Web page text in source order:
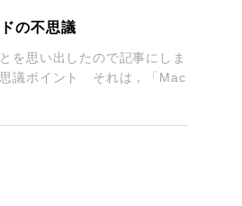
の不思議
を思い出したので記事にしま
思議ポイント それは，「Mac